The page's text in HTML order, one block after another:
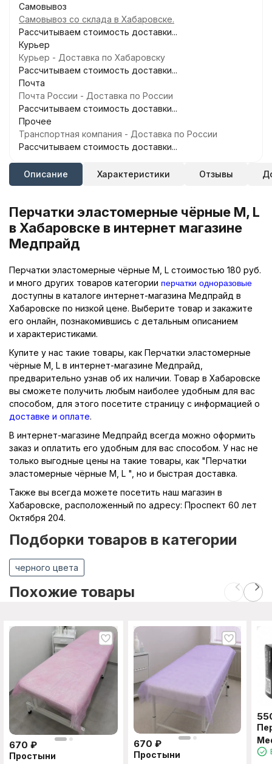
Самовывоз
Самовывоз со склада в Хабаровске.
Рассчитываем стоимость доставки...
Курьер
Курьер - Доставка по Хабаровску
Рассчитываем стоимость доставки...
Почта
Почта России - Доставка по России
Рассчитываем стоимость доставки...
Прочее
Транспортная компания - Доставка по России
Рассчитываем стоимость доставки...
Описание Характеристики Отзывы
Перчатки эластомерные чёрные M, L
в Хабаровске в интернет магазине
Медпрайд
Перчатки эластомерные чёрные M, L стоимостью 180 руб.
и много других товаров категории перчатки одноразовые
доступны в каталоге интернет-магазина Медпрайд в
Хабаровске по низкой цене. Выберите товар и закажите
его онлайн, познакомившись с детальным описанием
и характеристиками.
Купите у нас такие товары, как Перчатки эластомерные
чёрные M, L в интернет-магазине Медпрайд,
предварительно узнав об их наличии. Товар в Хабаровске
вы сможете получить любым наиболее удобным для вас
способом, для этого посетите страницу с информацией о
доставке и оплате.
В интернет-магазине Медпрайд всегда можно оформить
заказ и оплатить его удобным для вас способом. У нас не
только выгодные цены на такие товары, как "Перчатки
эластомерные чёрные M, L ", но и быстрая доставка.
Также вы всегда можете посетить наш магазин в
Хабаровске, расположенный по адресу: Проспект 60 лет
Октября 204.
Подборки товаров в категории
черного цвета
Похожие товары
670 ₽
Простыни
670 ₽
Простыни
XL